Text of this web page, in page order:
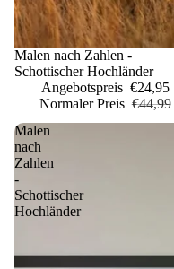
Sale
Malen nach Zahlen -
Schottischer Hochländer
Angebotspreis €24,95
Normaler Preis €44,99
Malen
nach
Zahlen
-
Schottischer
Hochländer